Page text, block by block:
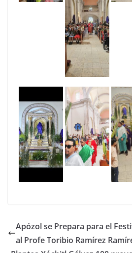
Apózol se Prepara para el
al Profe Toribio Ramírez